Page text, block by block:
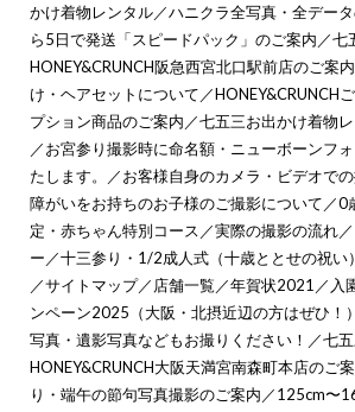
かけ着物レンタル／ハニクラ全写真・全デー
ら5日で発送「スピードパック」のご案内 ／七
HONEY&CRUNCH阪急西宮北口駅前店のご案内
け・ヘアセットについて ／HONEY&CRUNCH
プション商品のご案内 ／七五三お出かけ着物
／お宮参り撮影時に命名額・ニューボーンフ
たします。
／お客様自身のカメラ・ビデオで
障がいをお持ちのお子様のご撮影について ／0
定・赤ちゃん特別コース ／実際の撮影の流れ／
ー ／十三参り・1/2成人式（十歳ととせの祝い
／サイトマップ／ 店舗一覧 ／年賀状2021 ／ 入
ンペーン2025（大阪・北摂近辺の方はぜひ！）
写真・遺影写真などもお撮りください！ ／七
HONEY&CRUNCH大阪天満宮南森町本店のご
り・端午の節句写真撮影のご案内 ／125cm〜